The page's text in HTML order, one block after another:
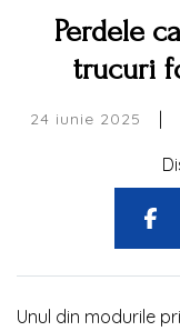
Perdele
trucuri
24 iunie 2025 |
Unul din modurile